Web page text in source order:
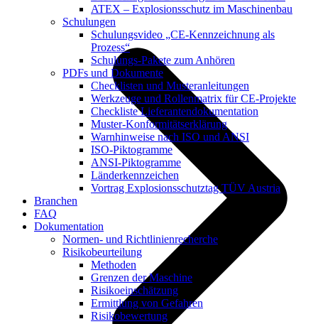
ATEX – Explosionsschutz im Maschinenbau
Schulungen
Schulungsvideo „CE-Kennzeichnung als
Prozess“
Schulungs-Pakete zum Anhören
PDFs und Dokumente
Checklisten und Musteranleitungen
Werkzeuge und Rollenmatrix für CE-Projekte
Checkliste Lieferantendokumentation
Muster-Konformitätserklärung
Warnhinweise nach ISO und ANSI
ISO-Piktogramme
ANSI-Piktogramme
Länderkennzeichen
Vortrag Explosionsschutztag TÜV Austria
Branchen
FAQ
Dokumentation
Normen- und Richtlinienrecherche
Risikobeurteilung
Methoden
Grenzen der Maschine
Risikoeinschätzung
Ermittlung von Gefahren
Risikobewertung